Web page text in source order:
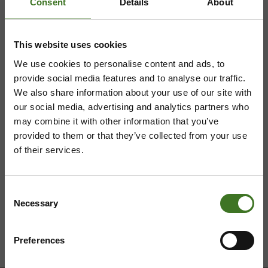
Consent Details About
This website uses cookies
We use cookies to personalise content and ads, to
provide social media features and to analyse our traffic.
We also share information about your use of our site with
our social media, advertising and analytics partners who
may combine it with other information that you’ve
provided to them or that they’ve collected from your use
of their services.
Selection
Necessary
Preferences
Mustantie 500, 87900 Kajaani
044 710 0425 ,majasaari@ekokymppi.fi
Avoinna ma 8 - 18, ti - pe 8 - 16
Saavutettavuusseloste Tietosuojaselosteita